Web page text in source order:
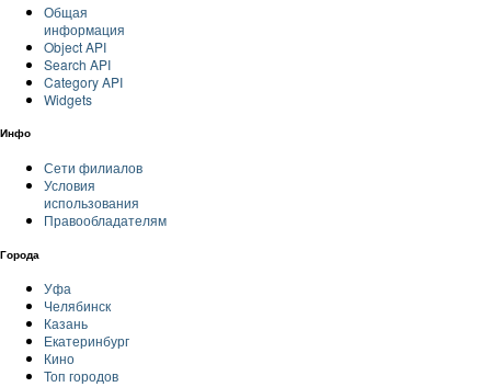
Общая
информация
Object API
Search API
Category API
Widgets
Инфо
Сети филиалов
Условия
использования
Правообладателям
Города
Уфа
Челябинск
Казань
Екатеринбург
Кино
Топ городов